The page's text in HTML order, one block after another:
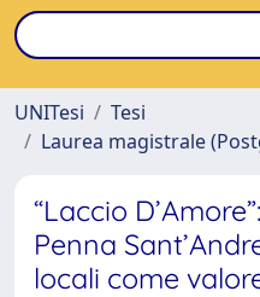
UNITesi
Tesi
Laurea magistrale
“Laccio
Penna
locali come